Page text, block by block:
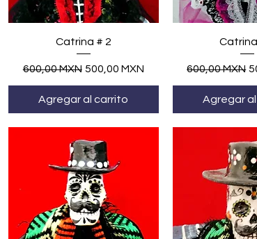
Vista rápida
Catrina # 2
Precio
600,00 MXN Precio de oferta
500,00 MXN
Agregar al carrito
Vista
Catrina
Precio
600,00 MXN
Agregar